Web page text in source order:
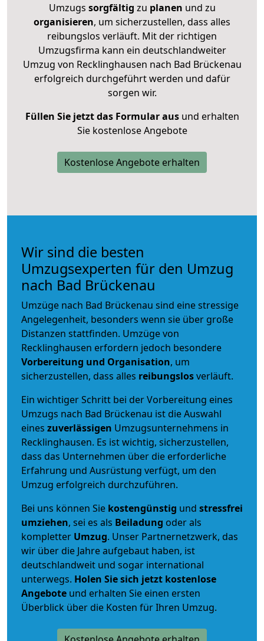
Umzugs sorgfältig zu planen und zu
organisieren, um sicherzustellen, dass alles
reibungslos verläuft. Mit der richtigen
Umzugsfirma kann ein deutschlandweiter
Umzug von Recklinghausen nach Bad Brückenau
erfolgreich durchgeführt werden und dafür
sorgen wir.
Füllen Sie jetzt das Formular ausund erhalten
Sie kostenlose Angebote
Kostenlose Angebote erhalten
Wir sind die besten
Umzugsexperten für den Umzug
nach Bad Brückenau
Umzüge nach Bad Brückenau sind eine stressige
Angelegenheit, besonders wenn sie über große
Distanzen stattfinden. Umzüge von
Recklinghausen erfordern jedoch besondere
Vorbereitung und Organisation, um
sicherzustellen, dass alles reibungslosverläuft.
Ein wichtiger Schritt bei der Vorbereitung eines
Umzugs nach Bad Brückenau ist die Auswahl
eines zuverlässigen Umzugsunternehmens in
Recklinghausen. Es ist wichtig, sicherzustellen,
dass das Unternehmen über die erforderliche
Erfahrung und Ausrüstung verfügt, um den
Umzug erfolgreich durchzuführen.
Bei uns können Sie kostengünstig und stressfrei
umziehen, sei es als Beiladung oder als
kompletter Umzug. Unser Partnernetzwerk, das
wir über die Jahre aufgebaut haben, ist
deutschlandweit und sogar international
unterwegs. Holen Sie sich jetzt kostenlose
Angebote und erhalten Sie einen ersten
Überblick über die Kosten für Ihren Umzug.